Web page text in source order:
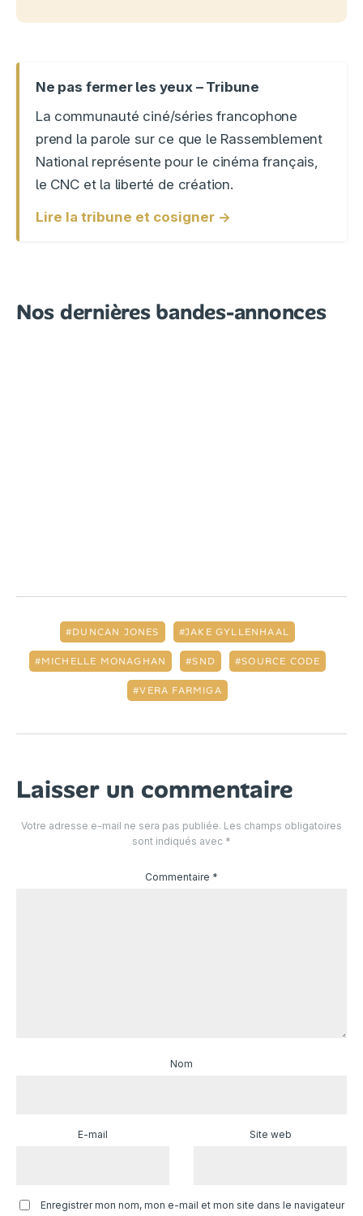
Ne pas fermer les yeux – Tribune
La communauté ciné/séries francophone
prend la parole sur ce que le Rassemblement
National représente pour le cinéma français,
le CNC et la liberté de création.
Lire la tribune et cosigner →
Nos dernières bandes-annonces
DUNCAN JONES JAKE GYLLENHAAL
MICHELLE MONAGHAN SND SOURCE CODE
VERA FARMIGA
Laisser un commentaire
Votre adresse e-mail ne sera pas publiée. Les champs obligatoires
sont indiqués avec *
Commentaire *
Nom
E-mail Site web
Enregistrer mon nom, mon e-mail et mon site dans le navigateur